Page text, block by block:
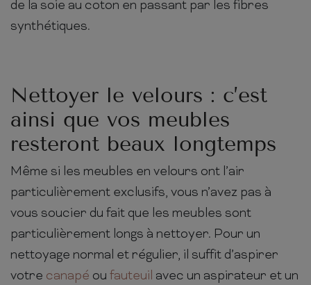
de la soie au coton en passant par les fibres
synthétiques.
Nettoyer le velours : c’est
ainsi que vos meubles
resteront beaux longtemps
Même si les meubles en velours ont l’air
particulièrement exclusifs, vous n’avez pas à
vous soucier du fait que les meubles sont
particulièrement longs à nettoyer. Pour un
nettoyage normal et régulier, il suffit d’aspirer
votre canapé ou fauteuil avec un aspirateur et un